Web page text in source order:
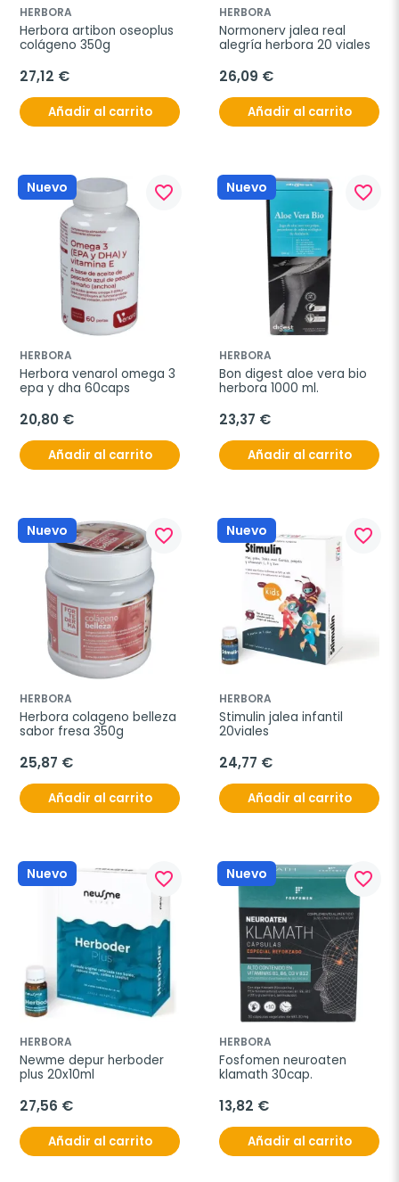
HERBORA
Herbora artibon oseoplus
colágeno 350g
27,12 €
Añadir al carrito
HERBORA
Normonerv jalea real
alegría herbora 20 viales
26,09 €
Añadir al carrito
Nuevo favorite_border
HERBORA
Herbora venarol omega 3
epa y dha 60caps
20,80 €
Añadir al carrito
Nuevo favorite_border
HERBORA
Bon digest aloe vera bio
herbora 1000 ml.
23,37 €
Añadir al carrito
Nuevo favorite_border
HERBORA
Herbora colageno belleza
sabor fresa 350g
25,87 €
Añadir al carrito
Nuevo favorite_border
HERBORA
Stimulin jalea infantil
20viales
24,77 €
Añadir al carrito
Nuevo favorite_border
HERBORA
Newme depur herboder
plus 20x10ml
27,56 €
Añadir al carrito
Nuevo favorite_border
HERBORA
Fosfomen neuroaten
klamath 30cap.
13,82 €
Añadir al carrito